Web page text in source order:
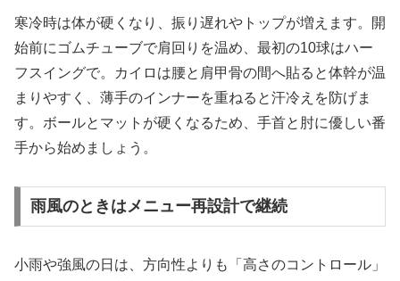
寒冷時は体が硬くなり、振り遅れやトップが増えます。開
始前にゴムチューブで肩回りを温め、最初の10球はハー
フスイングで。カイロは腰と肩甲骨の間へ貼ると体幹が温
まりやすく、薄手のインナーを重ねると汗冷えを防げま
す。ボールとマットが硬くなるため、手首と肘に優しい番
手から始めましょう。
雨風のときはメニュー再設計で継続
小雨や強風の日は、方向性よりも「高さのコントロール」